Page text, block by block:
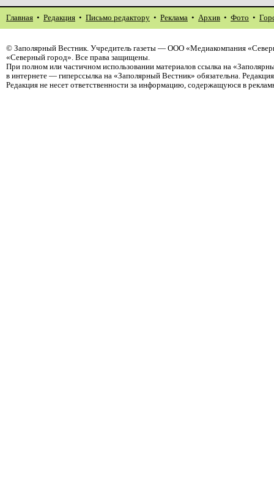
Главная • Редакция • Письмо редактору • Реклама • Архив • Фото •
© Заполярный Вестник. Учредитель газеты — ООО «Медиакомпания
«Северный город». Все права защищены.
При полном или частичном использовании материалов ссылка на
в интернете — гиперссылка на «Заполярный Вестник» обязательна.
Редакция не несет ответственности за информацию, содержащуюся в